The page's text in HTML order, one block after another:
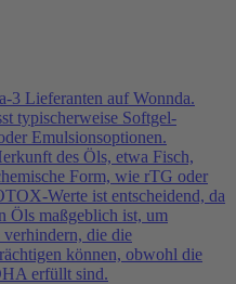
3 Lieferanten auf Wonnda.
typischerweise Softgel-
Emulsionsoptionen.
des Öls, etwa Fisch,
Form, wie rTG oder
Werte ist entscheidend, da
Öls maßgeblich ist, um
die die
können, obwohl die
erfüllt sind.